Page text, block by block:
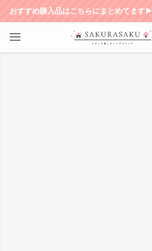
おすすめ購入品はこちらにまとめてます▶︎